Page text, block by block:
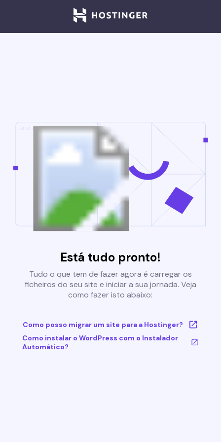
Está tudo pronto!
Tudo o que tem de fazer agora é carregar os
ficheiros do seu site e iniciar a sua jornada. Veja
como fazer isto abaixo:
Como posso migrar um site para a Hostinger?
Como instalar o WordPress com o Instalador
Automático?